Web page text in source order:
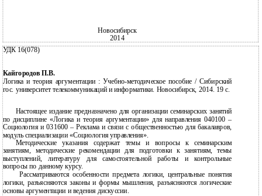
Новосибирск
2014
УДК 16(078)
Кайгородов П.В.
Логика и теория аргументации : Учебно-методическое пособие / Сибирский
гос. университет телекоммуникаций и информатики. Новосибирск, 2014. 19 с.
Настоящее издание предназначено для организации семинарских занятий
по дисциплине «Логика и теория аргументации» для направления 040100 –
Социология и 031600 – Реклама и связи с общественностью для бакалавров,
модуль специализации «Социология управления».
Методические указания содержат темы и вопросы к семинарским
занятиям, методические рекомендации для подготовки к занятиям, темы
выступлений, литературу для самостоятельной работы и контрольные
вопросы по данному курсу.
Рассматриваются особенности предмета логики, центральные понятия
логики, разъясняются законы и формы мышления, разъясняются логические
основы аргументации и ведения дискуссии.